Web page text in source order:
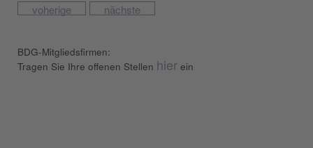
voherige nächste
BDG-Mitgliedsfirmen:
Tragen Sie Ihre offenen Stellen hier ein